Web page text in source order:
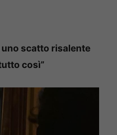
scatto risalente
così”